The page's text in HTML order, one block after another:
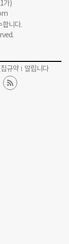
가)
합니다.
규약 알립니다